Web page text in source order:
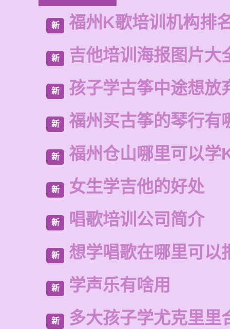
新 福州K歌培训机构排
新 吉他培训海报图片大
新 孩子学古筝中途想放
新 福州买古筝的琴行有
新 福州仓山哪里可以学
新 女生学吉他的好处
新 唱歌培训公司简介
新 想学唱歌在哪里可以
新 学声乐有啥用
新 多大孩子学尤克里里